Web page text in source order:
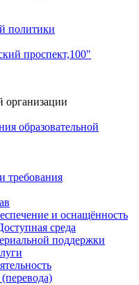
политики
проспект,100"
организации
образовательной
требования
и оснащённость
среда
поддержки